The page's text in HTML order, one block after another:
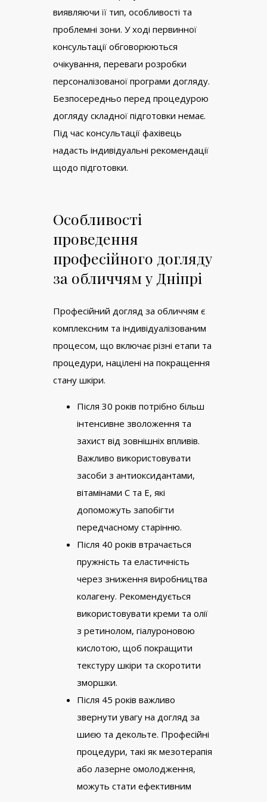
виявляючи її тип, особливості та
проблемні зони. У ході первинної
консультації обговорюються
очікування, переваги розробки
персоналізованої програми догляду.
Безпосередньо перед процедурою
догляду складної підготовки немає.
Під час консультації фахівець
надасть індивідуальні рекомендації
щодо підготовки.
Особливості
проведення
професійного догляду
за обличчям у Дніпрі
Професійний догляд за обличчям є
комплексним та індивідуалізованим
процесом, що включає різні етапи та
процедури, націлені на покращення
стану шкіри.
Після 30 років потрібно більш
інтенсивне зволоження та
захист від зовнішніх впливів.
Важливо використовувати
засоби з антиоксидантами,
вітамінами С та Е, які
допоможуть запобігти
передчасному старінню.
Після 40 років втрачається
пружність та еластичність
через зниження виробництва
колагену. Рекомендується
використовувати креми та олії
з ретинолом, гіалуроновою
кислотою, щоб покращити
текстуру шкіри та скоротити
зморшки.
Після 45 років важливо
звернути увагу на догляд за
шиєю та декольте. Професійні
процедури, такі як мезотерапія
або лазерне омолодження,
можуть стати ефективним